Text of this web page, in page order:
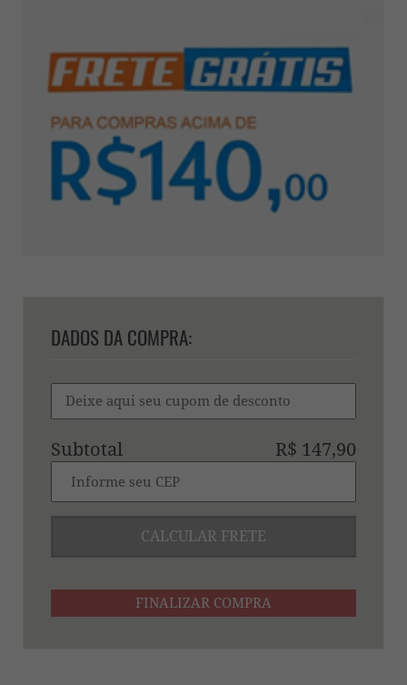
DADOS DA COMPRA:
Subtotal R$ 147,90
CALCULAR FRETE
FINALIZAR COMPRA